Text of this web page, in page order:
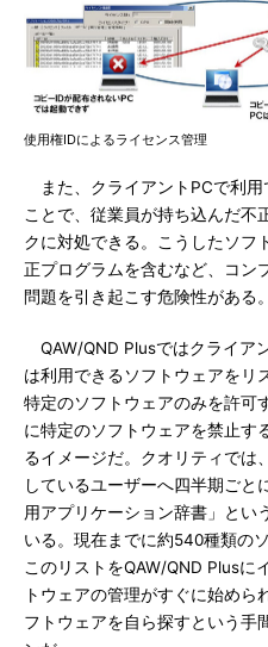
使用権IDによるライセンス管理
また、クライアントPCで利用
ことで、従業員が持ち込んだ不
クに対処できる。こうしたソフ
正プログラムを含むなど、コン
問題を引き起こす危険性がある。
QAW/QND Plusではクライア
は利用できるソフトウェアをリ
特定のソフトウェアのみを許可
に特定のソフトウェアを禁止す
るイメージだ。クオリティでは
しているユーザーへ四半期ごと
用アプリケーション辞書」とい
いる。現在までに約540種類の
このリストをQAW/QND Plusに
トウェアの管理がすぐに始めら
フトウェアを自ら探すという手